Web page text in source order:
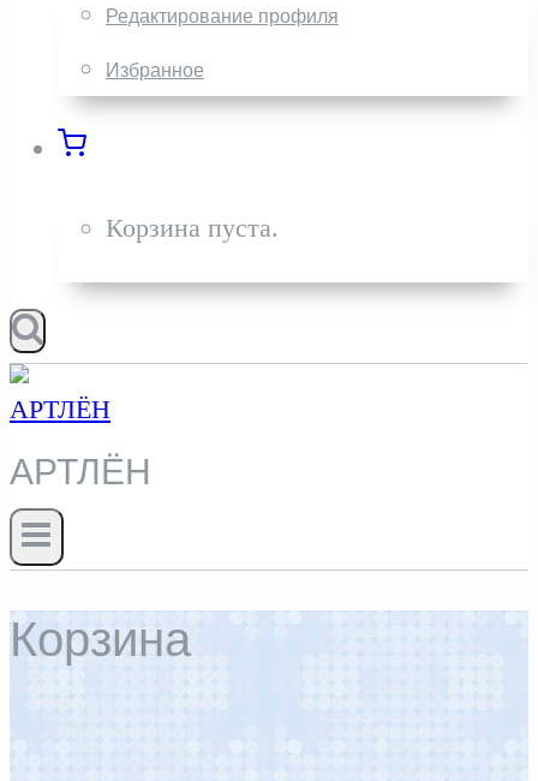
Редактирование профиля
Избранное
Корзина пуста.
АРТЛЁН
Корзина